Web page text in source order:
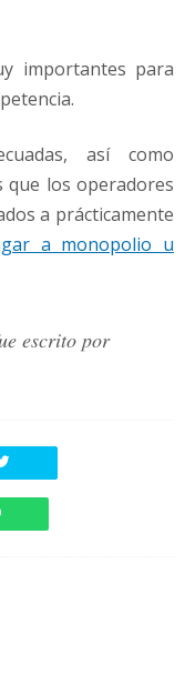
importantes para
así como
que los operadores
a prácticamente
a monopolio u
escrito por